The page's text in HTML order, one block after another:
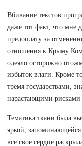
Вбивание текстов
даже тот факт, что мне
предоплату за
отношения к Крыму
одеяло осторожно
избыток влаги. Кроме
тремя государствами,
нарастающими рисками
Тематика ткани была
яркой,
все свое сердце